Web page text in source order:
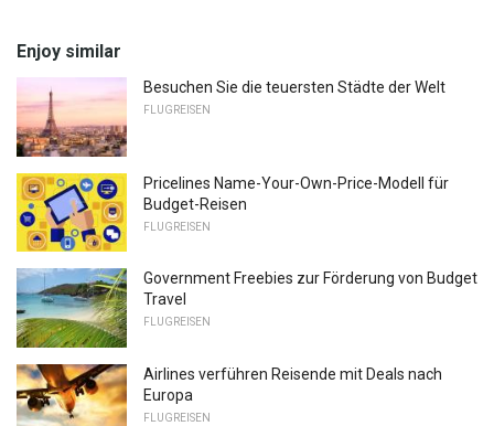
Enjoy similar
Besuchen Sie die teuersten Städte der Welt
FLUGREISEN
Pricelines Name-Your-Own-Price-Modell für
Budget-Reisen
FLUGREISEN
Government Freebies zur Förderung von Budget
Travel
FLUGREISEN
Airlines verführen Reisende mit Deals nach
Europa
FLUGREISEN